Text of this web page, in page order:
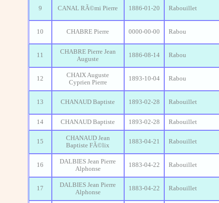
9 CANAL RÃ©mi Pierre 1886-01-20 Rabouillet
10 CHABRE Pierre 0000-00-00 Rabou
11
CHABRE Pierre Jean
Auguste
1886-08-14 Rabou
12
CHAIX Auguste
Cyprien Pierre
1893-10-04 Rabou
13 CHANAUD Baptiste 1893-02-28 Rabouillet
14 CHANAUD Baptiste 1893-02-28 Rabouillet
15
CHANAUD Jean
Baptiste FÃ©lix
1883-04-21 Rabouillet
16
DALBIES Jean Pierre
Alphonse
1883-04-22 Rabouillet
17
DALBIES Jean Pierre
Alphonse
1883-04-22 Rabouillet